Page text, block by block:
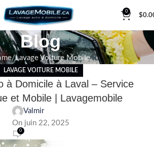
0
$
Blog
Lavage Voiture Mobile
LAVAGE VOITURE MOBILE
à Domicile à Laval – Service
et Mobile | Lavagemobile
Valmir
On juin 22, 2025
0